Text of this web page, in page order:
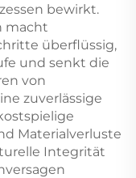
bewirkt.
macht
überflüssig,
und senkt die
von
zuverlässige
Materialverluste
Integrität